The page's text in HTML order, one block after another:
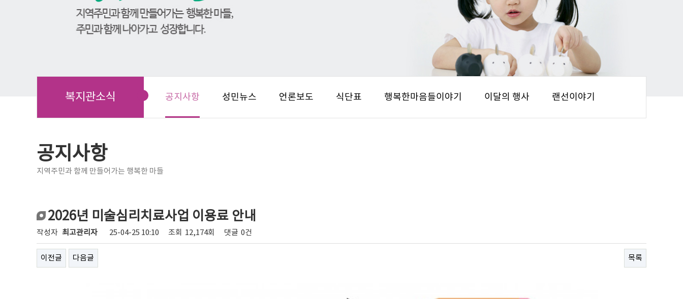
복지관소식 공지사항 성민뉴스 언론보도 식단표 행복한마음들이야기 이달의 행사 랜선이야기
공지사항
지역주민과 함께 만들어가는 행복한 마들
2026년 미술심리치료사업 이용료 안내
작성자 최고관리자 25-04-25 10:10 조회 12,174회 댓글 0건
이전글 다음글 목록